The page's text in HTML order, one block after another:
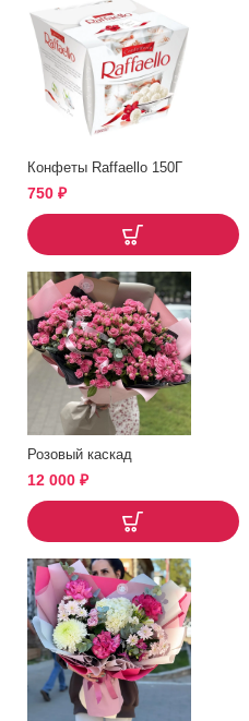
Конфеты Raffaello 150Г
750 ₽
Розовый каскад
12 000 ₽